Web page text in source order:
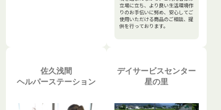
立場に立ち、より良い生活環境作
りのお手伝いに努め、安心してご
使用いただける商品のご相談、提
供を行っております。
佐久浅間
ヘルパーステーション
デイサービスセンター
星の里